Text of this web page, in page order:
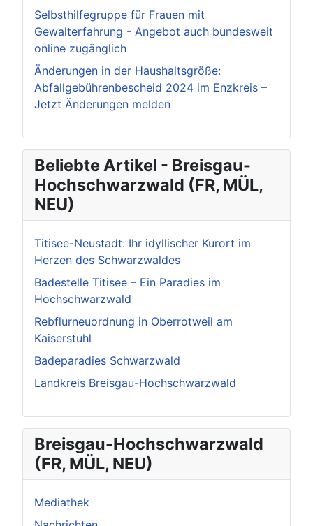
Selbsthilfegruppe für Frauen mit
Gewalterfahrung - Angebot auch bundesweit
online zugänglich
Änderungen in der Haushaltsgröße:
Abfallgebührenbescheid 2024 im Enzkreis –
Jetzt Änderungen melden
Beliebte Artikel - Breisgau-
Hochschwarzwald (FR, MÜL,
NEU)
Titisee-Neustadt: Ihr idyllischer Kurort im
Herzen des Schwarzwaldes
Badestelle Titisee – Ein Paradies im
Hochschwarzwald
Rebflurneuordnung in Oberrotweil am
Kaiserstuhl
Badeparadies Schwarzwald
Landkreis Breisgau-Hochschwarzwald
Breisgau-Hochschwarzwald
(FR, MÜL, NEU)
Mediathek